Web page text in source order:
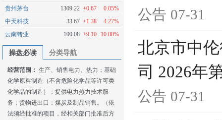
贵州茅台
1309.22 +0.67
0.05%
中天科技
33.67 +1.38
4.27%
云南锗业
100.08 +9.10 10.00%
操盘必读 分类导航
经营范围： 生产、销售电力、热力；基础
化学原料制造（不含危险化学品等许可类
化学品的制造）；提供电力热力技术服
务；货物进出口；煤炭及制品销售。（依
法须经批准的项目，经相关部门批准后方
公告 07-31
北京市中
司 2026年
公告 07-31